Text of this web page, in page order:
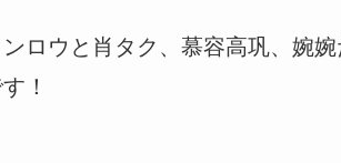
ロウと肖タク、慕容高巩、婉
！